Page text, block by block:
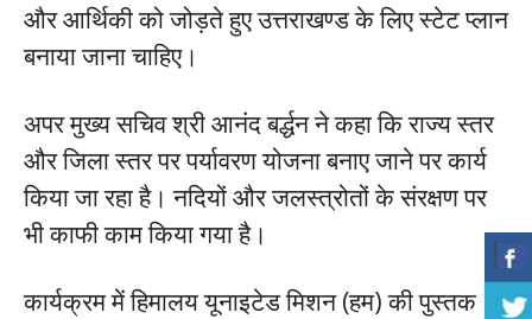
और आर्थिकी को जोड़ते हुए उत्तराखण्ड के लिए स्टेट प्लान
बनाया जाना चाहिए।
अपर मुख्य सचिव श्री आनंद बर्द्धन ने कहा कि राज्य स्तर
और जिला स्तर पर पर्यावरण योजना बनाए जाने पर कार्य
किया जा रहा है। नदियों और जलस्त्रोतों के संरक्षण पर
भी काफी काम किया गया है।
कार्यक्रम में हिमालय यूनाइटेड मिशन (हम) की पुस्तक